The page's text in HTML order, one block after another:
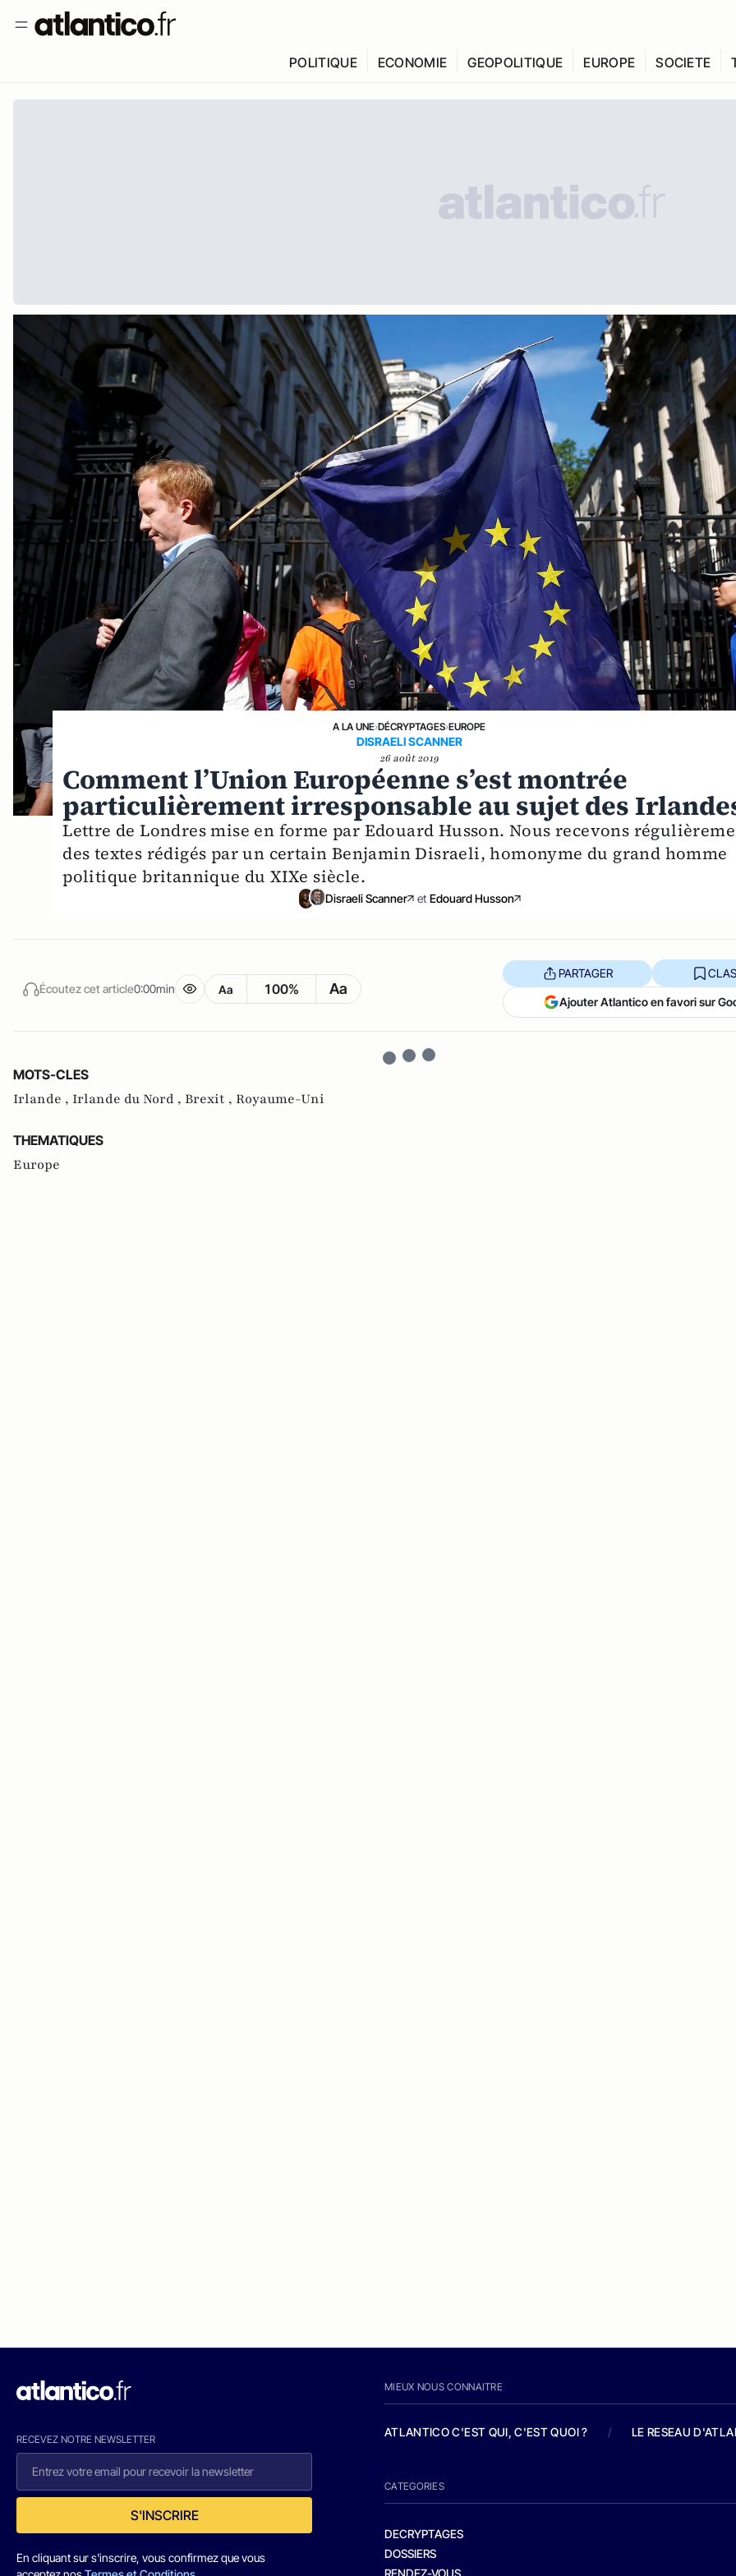
POLITIQUE ECONOMIE GEOPOLITIQUE EUROPE SOCIETE
A LA UNE›DÉCRYPTAGES›EUROPE
DISRAELI SCANNER
26 août 2019
Comment l’Union Européenne s’est montrée
particulièrement irresponsable au sujet des
Lettre de Londres mise en forme par Edouard Husson. Nous recevons
des textes rédigés par un certain Benjamin Disraeli, homonyme du grand homme
politique britannique du XIXe siècle.
Disraeli Scanner et Edouard Husson
Écoutez cet article0:00min Aa 100% Aa
PARTAGER
Ajouter Atlantico en favori sur
MOTS-CLES
Irlande , Irlande du Nord , Brexit , Royaume-Uni
THEMATIQUES
Europe
RECEVEZ NOTRE NEWSLETTER
S'INSCRIRE
En cliquant sur s'inscrire, vous confirmez que vous
MIEUX NOUS CONNAITRE
ATLANTICO C'EST QUI, C'EST QUOI ? / LE RESEAU
CATEGORIES
DECRYPTAGES
DOSSIERS